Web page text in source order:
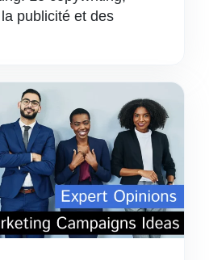
publicité et des